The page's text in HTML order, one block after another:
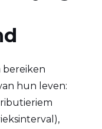
bereiken
hun leven: